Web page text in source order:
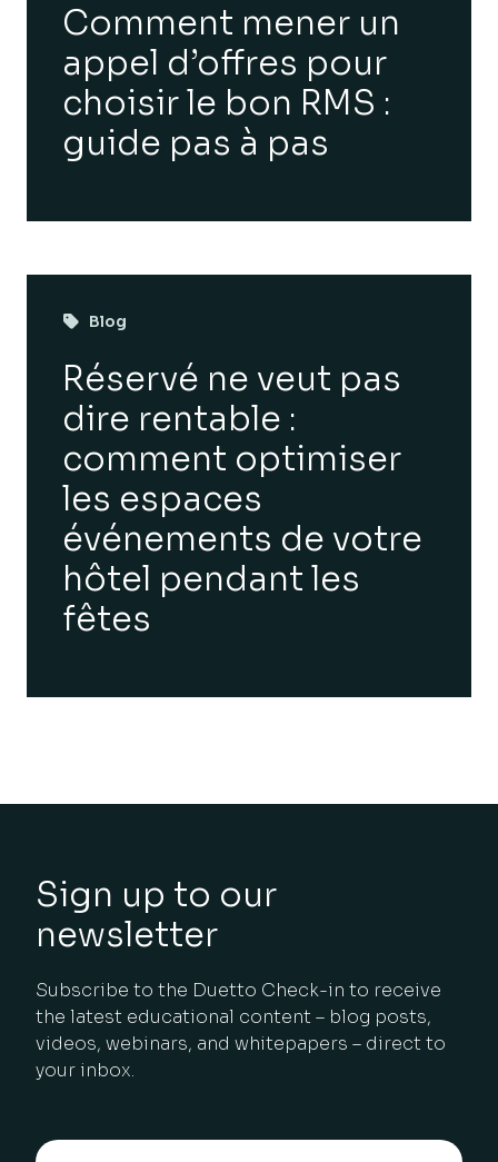
Comment mener un
appel d’offres pour
choisir le bon RMS :
guide pas à pas
Blog
Réservé ne veut pas
dire rentable :
comment optimiser
les espaces
événements de votre
hôtel pendant les
fêtes
Sign up to our
newsletter
Subscribe to the Duetto Check-in to receive
the latest educational content – blog posts,
videos, webinars, and whitepapers – direct to
your inbox.